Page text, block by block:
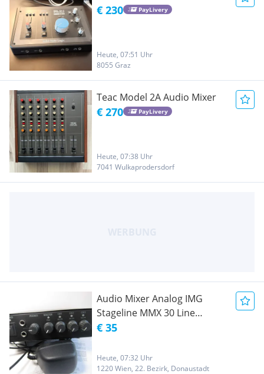
€ 230 PayLivery
Heute, 07:51 Uhr
8055 Graz
Teac Model 2A Audio Mixer
€ 270 PayLivery
Heute, 07:38 Uhr
7041 Wulkaprodersdorf
Audio Mixer Analog IMG
Stageline MMX 30 Line
Mischer Gebraucht Top
€ 35
Heute, 07:32 Uhr
1220 Wien, 22. Bezirk, Donaustadt